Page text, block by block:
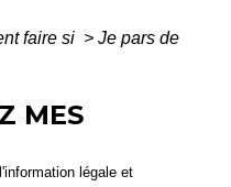
faire si > Je pars de
MES
légale et